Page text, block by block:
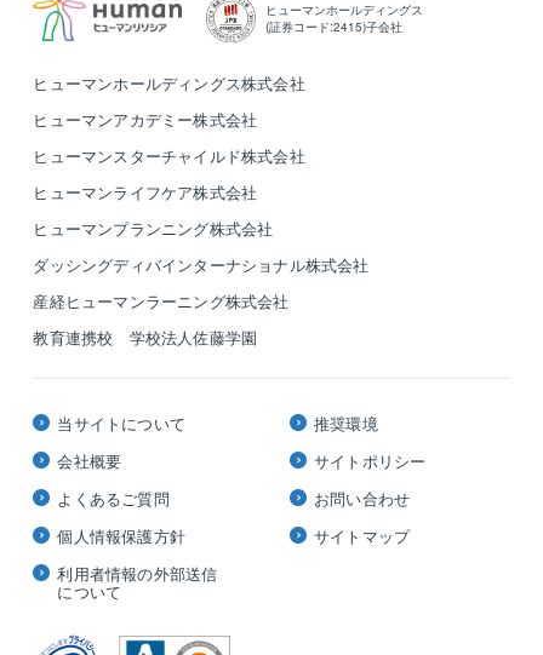
ヒューマンホールディングス
(証券コード:2415)子会社
ヒューマンホールディングス株式会社
ヒューマンアカデミー株式会社
ヒューマンスターチャイルド株式会社
ヒューマンライフケア株式会社
ヒューマンプランニング株式会社
ダッシングディバインターナショナル株式会社
産経ヒューマンラーニング株式会社
教育連携校 学校法人佐藤学園
当サイトについて
会社概要
よくあるご質問
個人情報保護方針
利用者情報の外部送信
について
推奨環境
サイトポリシー
お問い合わせ
サイトマップ